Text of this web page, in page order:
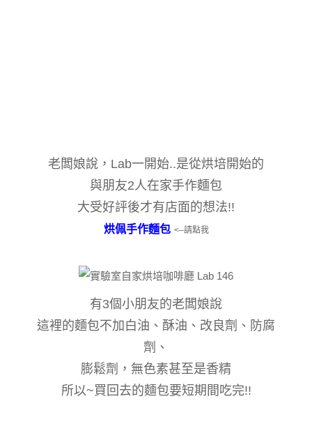
老闆娘說，Lab一開始..是從烘培開始的
與朋友2人在家手作麵包
大受好評後才有店面的想法!!
烘佩手作麵包 <–請點我
有3個小朋友的老闆娘說
這裡的麵包不加白油、酥油、改良劑、防腐
劑、
膨鬆劑，無色素甚至是香精
所以~買回去的麵包要短期間吃完!!